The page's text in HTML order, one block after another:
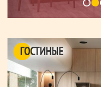
ГОСТИНЫЕ